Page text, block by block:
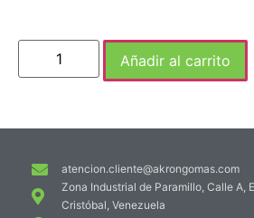
Añadir al carrito
atencion.cliente@akrongomas.com
Zona Industrial de Paramillo, Calle A,
Cristóbal, Venezuela